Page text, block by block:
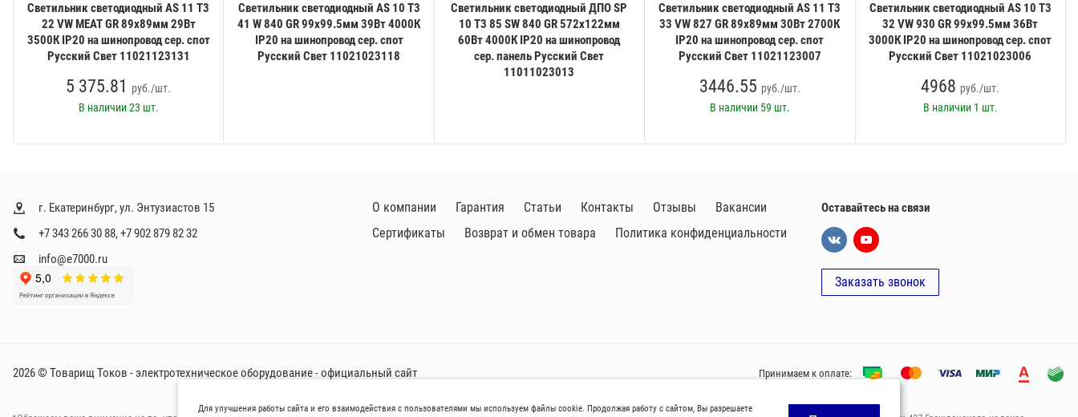
Светильник светодиодный AS 11 T3
22 VW MEAT GR 89х89мм 29Вт
3500К IP20 на шинопровод сер. спот
Русский Свет 11021123131
5 375.81
руб./шт.
В наличии23 шт.
Светильник светодиодный AS 10 T3
41 W 840 GR 99х99.5мм 39Вт 4000К
IP20 на шинопровод сер. спот
Русский Свет 11021023118
Светильник светодиодный ДПО SP
10 T3 85 SW 840 GR 572х122мм
60Вт 4000К IP20 на шинопровод
сер. панель Русский Свет
11011023013
Светильник светодиодный AS 11 T3
33 VW 827 GR 89х89мм 30Вт 2700К
IP20 на шинопровод сер. спот
Русский Свет 11021123007
3446.55 руб./шт.
В наличии 59 шт.
Светильник светодиодный AS 10 T3
32 VW 930 GR 99х99.5мм 36Вт
3000К IP20 на шинопровод сер. спот
Русский Свет 11021023006
4968 руб./шт.
В наличии 1 шт.
г. Екатеринбург, ул. Энтузиастов 15
+7 343 266 30 88,+7 902 879 82 32
info@e7000.ru
О компании Гарантия Статьи Контакты Отзывы
Вакансии
Сертификаты
Возврат и обмен товара Политика конфиденциальности
Оставайтесь на связи
Заказать звонок
2026 © Товарищ Токов - электротехническое оборудование - официальный сайт Принимаем к оплате:
Для улучшения работы сайта и его взаимодействия с пользователями мы используем файлы cookie. Продолжая работу с сайтом, Вы разрешаете